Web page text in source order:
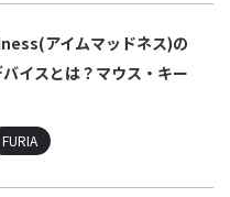
アイムマッドネス)の
イスとは？マウス・キー
FURIA